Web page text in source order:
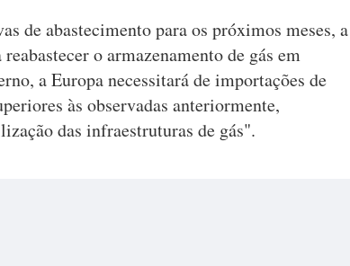
de abastecimento para os próximos meses, a
o armazenamento de gás em
a Europa necessitará de importações de
às observadas anteriormente,
das infraestruturas de gás".